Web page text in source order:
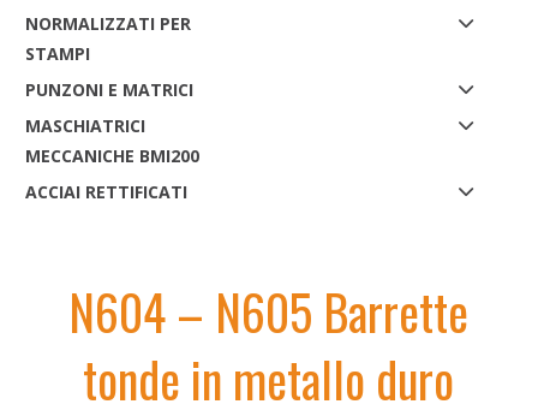
NORMALIZZATI PER
STAMPI
PUNZONI E MATRICI
MASCHIATRICI
MECCANICHE BMI200
ACCIAI RETTIFICATI
N604 – N605 Barrette
tonde in metallo duro